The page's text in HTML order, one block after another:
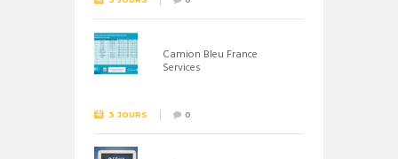
Camion Bleu France
Services
3 JOURS 0